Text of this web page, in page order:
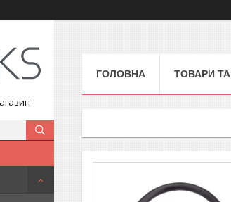
ГОЛОВНА ТОВАРИ